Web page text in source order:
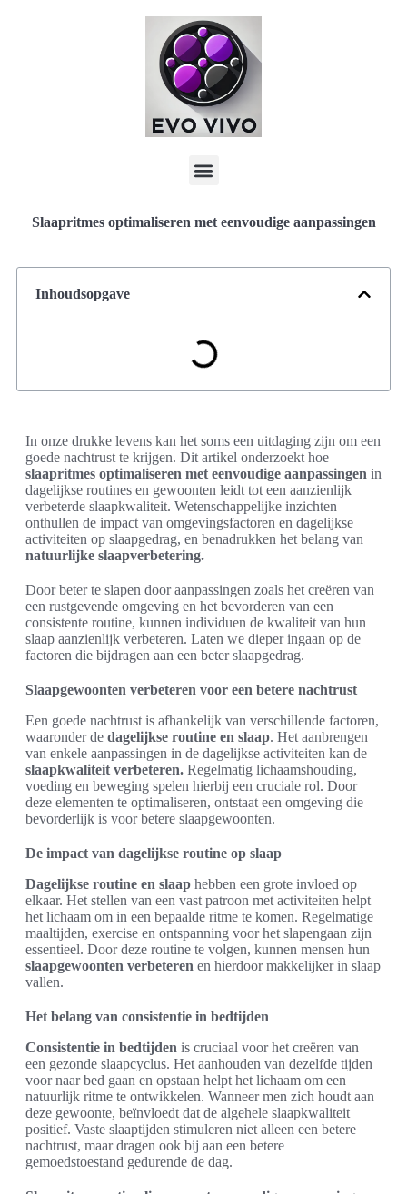
Slaapritmes optimaliseren met eenvoudige aanpassingen
Inhoudsopgave
In onze drukke levens kan het soms een uitdaging zijn om een
goede nachtrust te krijgen. Dit artikel onderzoekt hoe
slaapritmes optimaliseren met eenvoudige aanpassingen in
dagelijkse routines en gewoonten leidt tot een aanzienlijk
verbeterde slaapkwaliteit. Wetenschappelijke inzichten
onthullen de impact van omgevingsfactoren en dagelijkse
activiteiten op slaapgedrag, en benadrukken het belang van
natuurlijke slaapverbetering.
Door beter te slapen door aanpassingen zoals het creëren van
een rustgevende omgeving en het bevorderen van een
consistente routine, kunnen individuen de kwaliteit van hun
slaap aanzienlijk verbeteren. Laten we dieper ingaan op de
factoren die bijdragen aan een beter slaapgedrag.
Slaapgewoonten verbeteren voor een betere nachtrust
Een goede nachtrust is afhankelijk van verschillende factoren,
waaronder de dagelijkse routine en slaap. Het aanbrengen
van enkele aanpassingen in de dagelijkse activiteiten kan de
slaapkwaliteit verbeteren. Regelmatig lichaamshouding,
voeding en beweging spelen hierbij een cruciale rol. Door
deze elementen te optimaliseren, ontstaat een omgeving die
bevorderlijk is voor betere slaapgewoonten.
De impact van dagelijkse routine op slaap
Dagelijkse routine en slaap hebben een grote invloed op
elkaar. Het stellen van een vast patroon met activiteiten helpt
het lichaam om in een bepaalde ritme te komen. Regelmatige
maaltijden, exercise en ontspanning voor het slapengaan zijn
essentieel. Door deze routine te volgen, kunnen mensen hun
slaapgewoonten verbeteren en hierdoor makkelijker in slaap
vallen.
Het belang van consistentie in bedtijden
Consistentie in bedtijden is cruciaal voor het creëren van
een gezonde slaapcyclus. Het aanhouden van dezelfde tijden
voor naar bed gaan en opstaan helpt het lichaam om een
natuurlijk ritme te ontwikkelen. Wanneer men zich houdt aan
deze gewoonte, beïnvloedt dat de algehele slaapkwaliteit
positief. Vaste slaaptijden stimuleren niet alleen een betere
nachtrust, maar dragen ook bij aan een betere
gemoedstoestand gedurende de dag.